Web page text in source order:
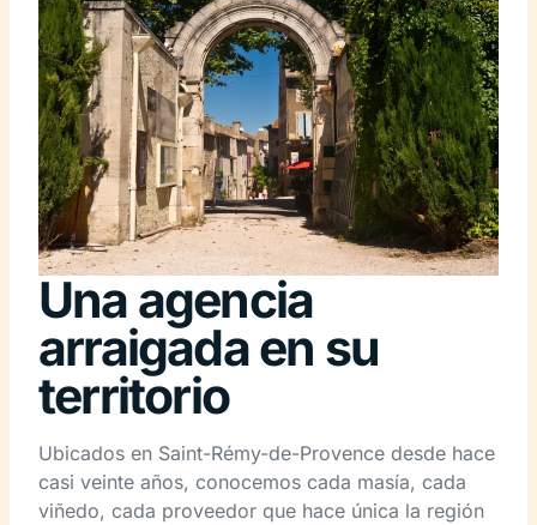
Una agencia
arraigada en su
territorio
Ubicados en Saint-Rémy-de-Provence desde hace
casi veinte años, conocemos cada masía, cada
viñedo, cada proveedor que hace única la región